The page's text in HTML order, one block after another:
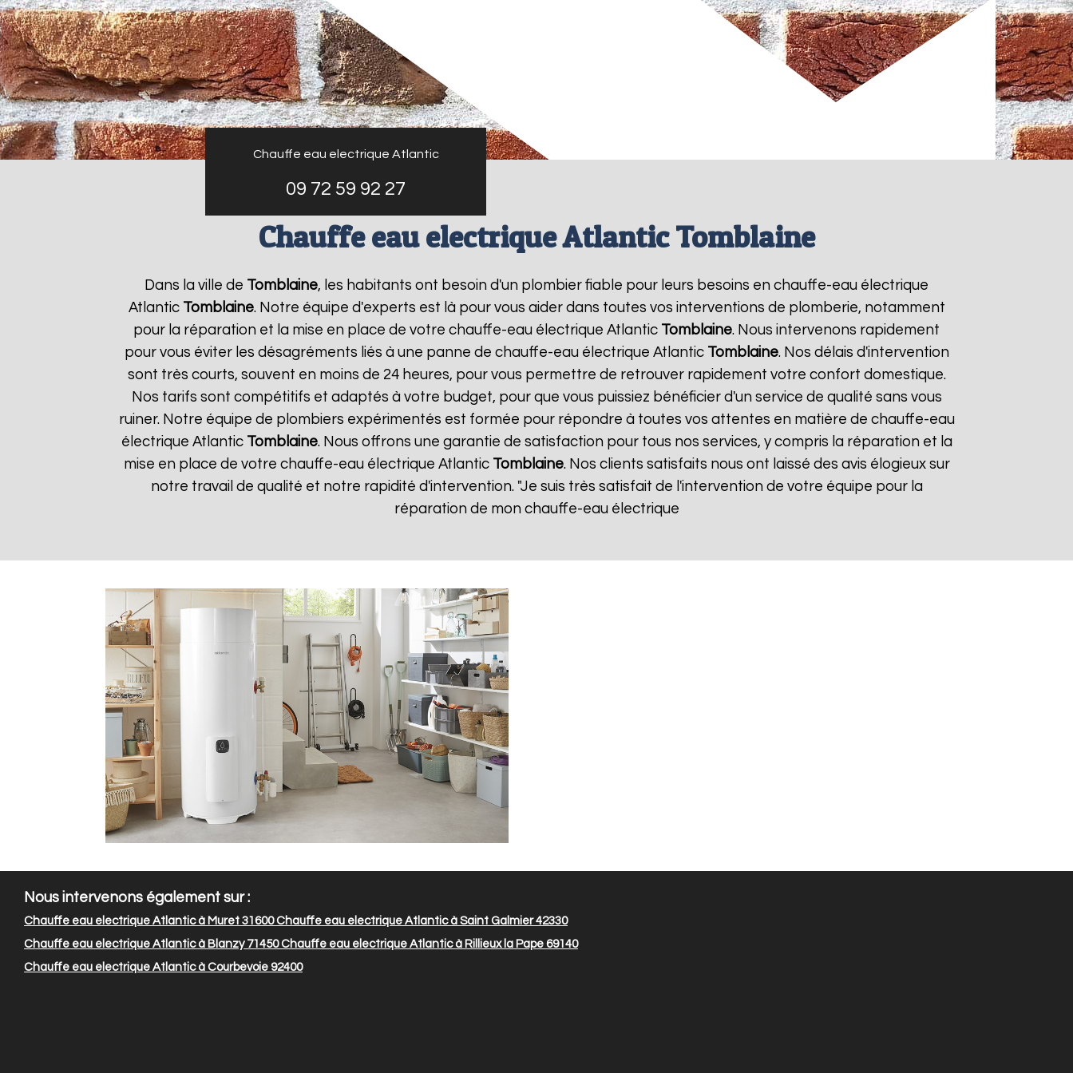
Chauffe eau electrique Atlantic
09 72 59 92 27
Chauffe eau electrique Atlantic Tomblaine
Dans la ville de Tomblaine, les habitants ont besoin d'un plombier fiable pour leurs besoins en chauffe-eau électrique
Atlantic Tomblaine. Notre équipe d'experts est là pour vous aider dans toutes vos interventions de plomberie, notamment
pour la réparation et la mise en place de votre chauffe-eau électrique Atlantic Tomblaine. Nous intervenons rapidement
pour vous éviter les désagréments liés à une panne de chauffe-eau électrique Atlantic Tomblaine. Nos délais d'intervention
sont très courts, souvent en moins de 24 heures, pour vous permettre de retrouver rapidement votre confort domestique.
Nos tarifs sont compétitifs et adaptés à votre budget, pour que vous puissiez bénéficier d'un service de qualité sans vous
ruiner. Notre équipe de plombiers expérimentés est formée pour répondre à toutes vos attentes en matière de chauffe-eau
électrique Atlantic Tomblaine. Nous offrons une garantie de satisfaction pour tous nos services, y compris la réparation et la
mise en place de votre chauffe-eau électrique Atlantic Tomblaine. Nos clients satisfaits nous ont laissé des avis élogieux sur
notre travail de qualité et notre rapidité d'intervention. "Je suis très satisfait de l'intervention de votre équipe pour la
réparation de mon chauffe-eau électrique
Nous intervenons également sur :
Chauffe eau electrique Atlantic à Muret 31600Chauffe eau electrique Atlantic à Saint Galmier 42330
Chauffe eau electrique Atlantic à Blanzy 71450Chauffe eau electrique Atlantic à Rillieux la Pape 69140
Chauffe eau electrique Atlantic à Courbevoie 92400